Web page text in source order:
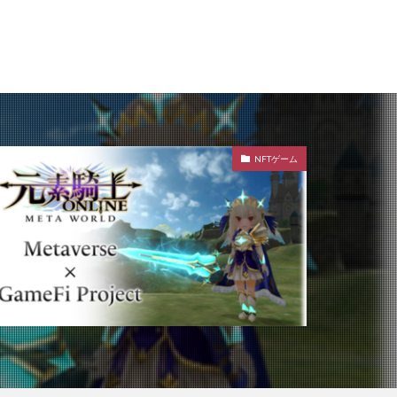
NFTゲーム